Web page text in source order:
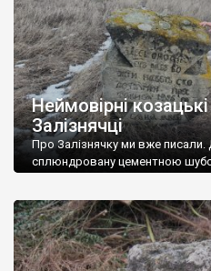
Неймовірні
Залізнячці
Про Залізнячку ми вже писали.
сплюндровану цементною
хрестами. На цвинтарі ГО
роботу та фотофіксацію, в тому
допомогою […]